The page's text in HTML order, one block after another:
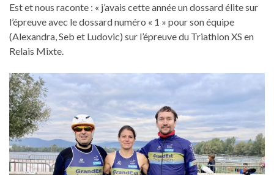
Est et nous raconte : « j’avais cette année un dossard élite sur
l’épreuve avec le dossard numéro « 1 » pour son équipe
(Alexandra, Seb et Ludovic) sur l’épreuve du Triathlon XS en
Relais Mixte.